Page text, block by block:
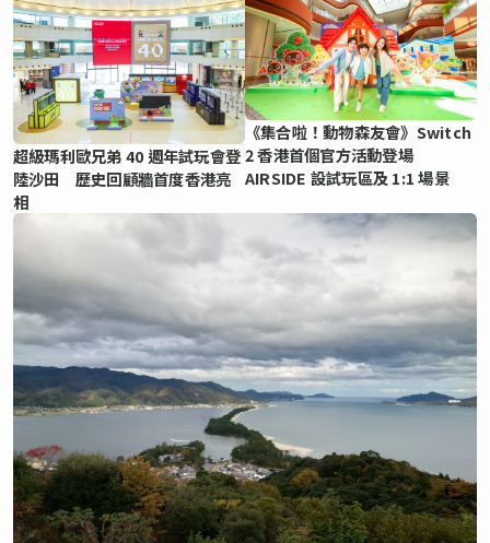
超級瑪利歐兄弟 40 週年試玩會登
陸沙田 歷史回顧牆首度香港亮
相
《集合啦！動物森友會》Switch
2 香港首個官方活動登場
AIRSIDE 設試玩區及 1:1 場景